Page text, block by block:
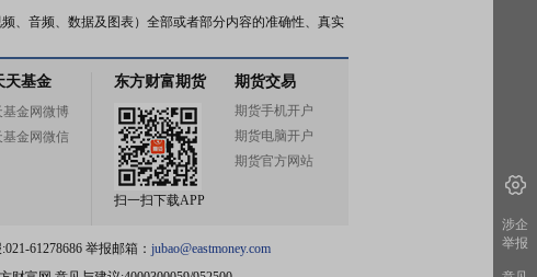
2025年04月 17
2025年02月 2
2025年01月 2
5
1
2024年09月 5
、音频、数据及图表）全部或者部分内容的准确性、真实
天基金
基金网微博
基金网微信
东方财富期货
扫一扫下载APP
期货交易
期货手机开户
期货电脑开户
期货官方网站
61278686 举报邮箱： jubao@eastmoney.com
涉企
举报